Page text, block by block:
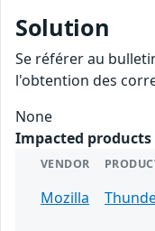
Solution
Se référer au
l'obtention des
None
Impacted products
VENDOR
Mozilla